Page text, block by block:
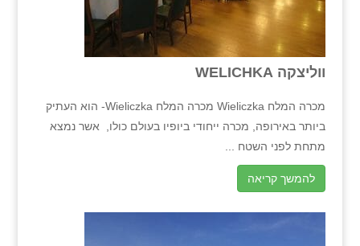
ווליצקה WELICHKA
מכרה המלח Wieliczka מכרה המלח Wieliczka- הוא העתיק
ביותר באירופה, מכרה ייחודי ביופיו בעולם כולו, אשר נמצא
מתחת לפני השטח ...
להמשך קריאה